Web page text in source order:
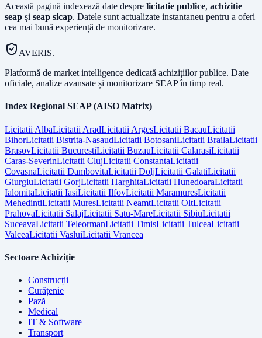
Această pagină indexează date despre licitatie publice, achizitie
seap și seap sicap. Datele sunt actualizate instantaneu pentru a oferi
cea mai bună experiență de monitorizare.
AVERIS.
Platformă de market intelligence dedicată achizițiilor publice. Date
oficiale, analize avansate și monitorizare SEAP în timp real.
Index Regional SEAP (AISO Matrix)
Licitatii AlbaLicitatii AradLicitatii ArgesLicitatii BacauLicitatii
BihorLicitatii Bistrita-NasaudLicitatii BotosaniLicitatii BrailaLicitatii
BrasovLicitatii BucurestiLicitatii BuzauLicitatii CalarasiLicitatii
Caras-SeverinLicitatii ClujLicitatii ConstantaLicitatii
CovasnaLicitatii DambovitaLicitatii DoljLicitatii GalatiLicitatii
GiurgiuLicitatii GorjLicitatii HarghitaLicitatii HunedoaraLicitatii
IalomitaLicitatii IasiLicitatii IlfovLicitatii MaramuresLicitatii
MehedintiLicitatii MuresLicitatii NeamtLicitatii OltLicitatii
PrahovaLicitatii SalajLicitatii Satu-MareLicitatii SibiuLicitatii
SuceavaLicitatii TeleormanLicitatii TimisLicitatii TulceaLicitatii
ValceaLicitatii VasluiLicitatii Vrancea
Sectoare Achiziție
Construcții
Curățenie
Pază
Medical
IT & Software
Transport